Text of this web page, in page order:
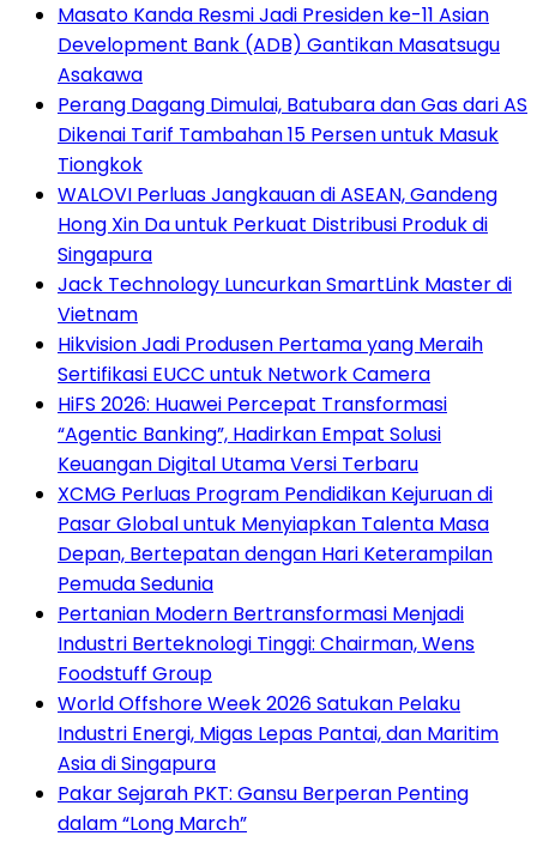
Masato Kanda Resmi Jadi Presiden ke-11 Asian
Development Bank (ADB) Gantikan Masatsugu
Asakawa
Perang Dagang Dimulai, Batubara dan Gas dari AS
Dikenai Tarif Tambahan 15 Persen untuk Masuk
Tiongkok
WALOVI Perluas Jangkauan di ASEAN, Gandeng
Hong Xin Da untuk Perkuat Distribusi Produk di
Singapura
Jack Technology Luncurkan SmartLink Master di
Vietnam
Hikvision Jadi Produsen Pertama yang Meraih
Sertifikasi EUCC untuk Network Camera
HiFS 2026: Huawei Percepat Transformasi
“Agentic Banking”, Hadirkan Empat Solusi
Keuangan Digital Utama Versi Terbaru
XCMG Perluas Program Pendidikan Kejuruan di
Pasar Global untuk Menyiapkan Talenta Masa
Depan, Bertepatan dengan Hari Keterampilan
Pemuda Sedunia
Pertanian Modern Bertransformasi Menjadi
Industri Berteknologi Tinggi: Chairman, Wens
Foodstuff Group
World Offshore Week 2026 Satukan Pelaku
Industri Energi, Migas Lepas Pantai, dan Maritim
Asia di Singapura
Pakar Sejarah PKT: Gansu Berperan Penting
dalam “Long March”